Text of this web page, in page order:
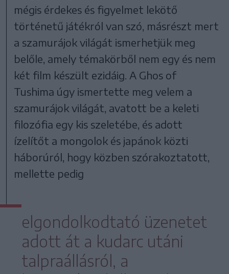
mégis érdekes és figyelmet lekötő
történetű játékról van szó, másrészt mert
a szamurájok világát ismerhetjük meg
belőle, amely témakörből nem egy és nem
két film készült ezidáig. A Ghos of
Tushima úgy ismertette meg velem a
szamurájok világát, avatott be a keleti
filozófia egy kis szeletébe, és adott
ízelítőt a mongolok és japánok közti
háborúról, hogy közben szórakoztatott,
mellette pedig
elgondolkodtató üzenetet
adott át a kudarc utáni
talpraállásról, a